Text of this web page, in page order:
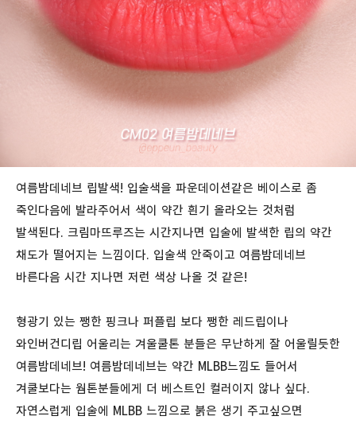
여름밤데네브 립발색! 입술색을 파운데이션같은 베이스로 좀
죽인다음에 발라주어서 색이 약간 흰기 올라오는 것처럼
발색된다. 크림마뜨루즈는 시간지나면 입술에 발색한 립의 약간
채도가 떨어지는 느낌이다. 입술색 안죽이고 여름밤데네브
바른다음 시간 지나면 저런 색상 나올 것 같은!
형광기 있는 쨍한 핑크나 퍼플립 보다 쨍한 레드립이나
와인버건디립 어울리는 겨울쿨톤 분들은 무난하게 잘 어울릴듯한
여름밤데네브! 여름밤데네브는 약간 MLBB느낌도 들어서
겨쿨보다는 웜톤분들에게 더 베스트인 컬러이지 않나 싶다.
자연스럽게 입술에 MLBB 느낌으로 붉은 생기 주고싶으면